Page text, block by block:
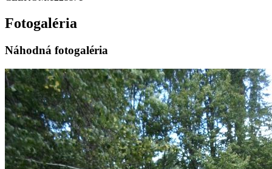
Fotogaléria
Náhodná fotogaléria